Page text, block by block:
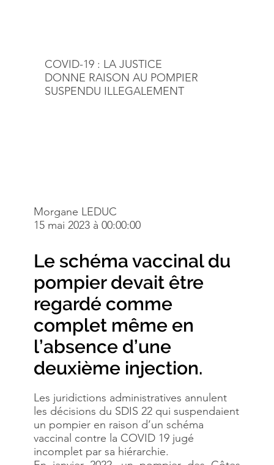
Le schéma vaccinal du
pompier devait être
regardé comme
complet même en
l’absence d’une
deuxième injection.
Les juridictions administratives annulent
les décisions du SDIS 22 qui suspendaient
un pompier en raison d’un schéma
vaccinal contre la COVID 19 jugé
incomplet par sa hiérarchie.
Morgane LEDUC
15 mai 2023 à 00:00:00
COVID-19 : LA JUSTICE
DONNE RAISON AU POMPIER
SUSPENDU ILLEGALEMENT